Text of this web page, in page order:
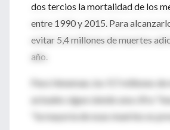
dos tercios la mortalidad de los
entre 1990 y 2015. Para
evitar 5,4 millones de muertes
año.
Para Veneman, los 9,7 millones de
actuales sigue siendo una cifra
"la mayoría de esas muertes es